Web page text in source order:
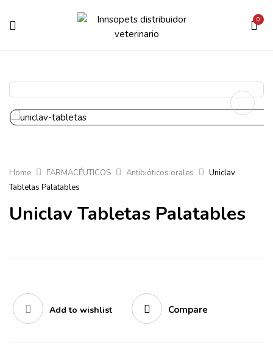
0
Home FARMACÉUTICOS Antibióticos orales
Uniclav
Tabletas Palatables
Uniclav Tabletas Palatables
Add to wishlist Compare